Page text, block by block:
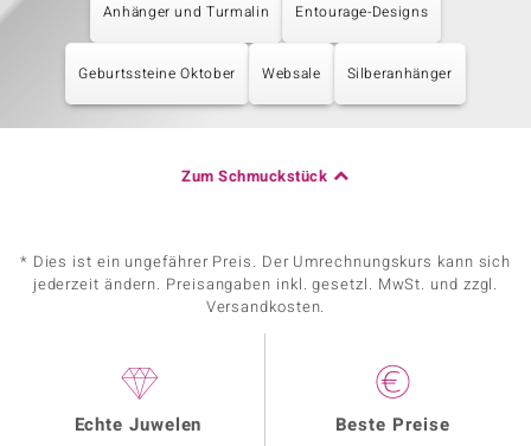
Anhänger und Turmalin Entourage-Designs
Geburtssteine Oktober Websale Silberanhänger
Zum Schmuckstück
* Dies ist ein ungefährer Preis. Der Umrechnungskurs kann sich
jederzeit ändern. Preisangaben inkl. gesetzl. MwSt. und zzgl.
Versandkosten.
Echte Juwelen Beste Preise